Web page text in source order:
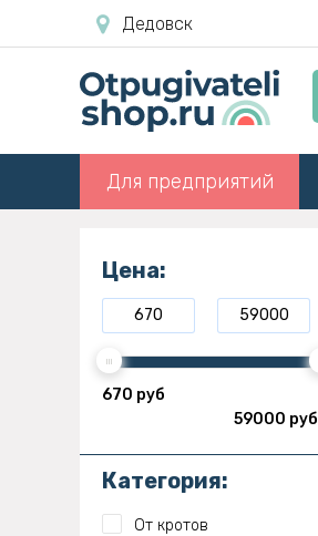
Дедовск
Для предприятий
Цена:
670 руб
59000 руб
Категория:
От кротов